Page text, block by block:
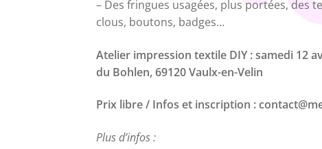
– Des fringues usagées, plus portées, des
clous, boutons, badges…
Atelier impression textile DIY : samedi 12
du Bohlen, 69120 Vaulx-en-Velin
Prix libre / Infos et inscription :
Plus d’infos :